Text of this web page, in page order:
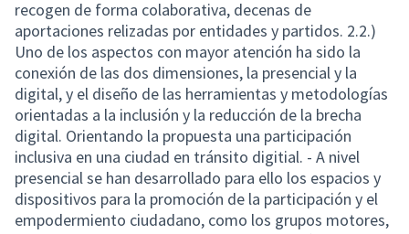
recogen de forma colaborativa, decenas de
aportaciones relizadas por entidades y partidos. 2.2.)
Uno de los aspectos con mayor atención ha sido la
conexión de las dos dimensiones, la presencial y la
digital, y el diseño de las herramientas y metodologías
orientadas a la inclusión y la reducción de la brecha
digital. Orientando la propuesta una participación
inclusiva en una ciudad en tránsito digitial. - A nivel
presencial se han desarrollado para ello los espacios y
dispositivos para la promoción de la participación y el
empodermiento ciudadano, como los grupos motores,